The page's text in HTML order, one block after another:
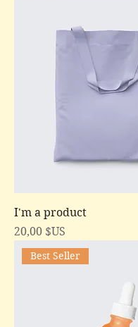
I'm a product
Prix
20,00 $US
Best Seller